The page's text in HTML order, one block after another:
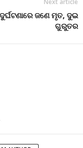
Next article
ଜଣେ ମୃତ, ଦୁଇ
ଗୁରୁତର